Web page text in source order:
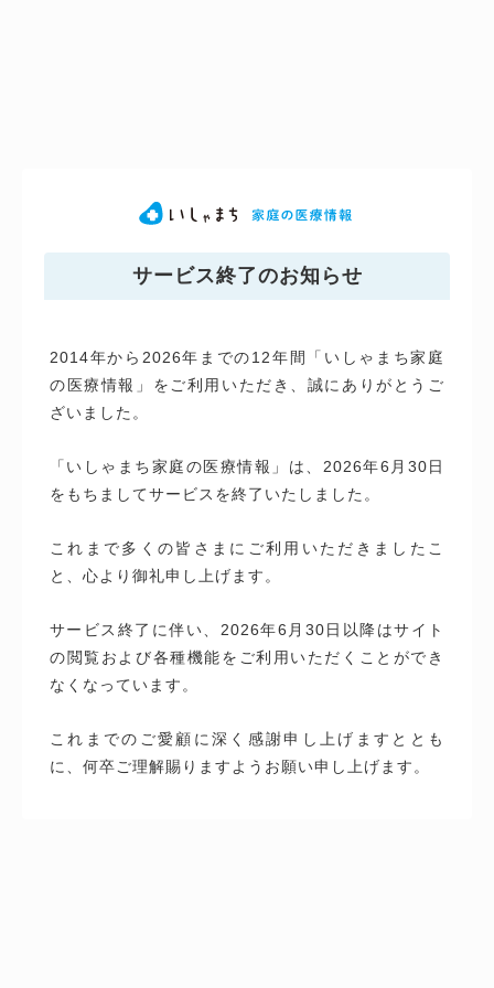
サービス終了のお知らせ
2014年から2026年までの12年間「いしゃまち家庭
の医療情報」をご利用いただき、誠にありがとうご
ざいました。
「いしゃまち家庭の医療情報」は、2026年6月30日
をもちましてサービスを終了いたしました。
これまで多くの皆さまにご利用いただきましたこ
と、心より御礼申し上げます。
サービス終了に伴い、2026年6月30日以降はサイト
の閲覧および各種機能をご利用いただくことができ
なくなっています。
これまでのご愛顧に深く感謝申し上げますととも
に、何卒ご理解賜りますようお願い申し上げます。